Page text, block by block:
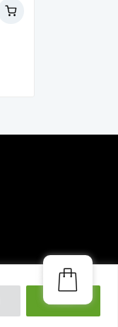
Sutinku